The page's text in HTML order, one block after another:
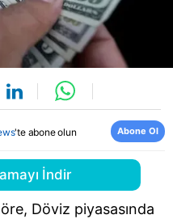
'te abone olun Abone Ol
İndir
Döviz piyasasında